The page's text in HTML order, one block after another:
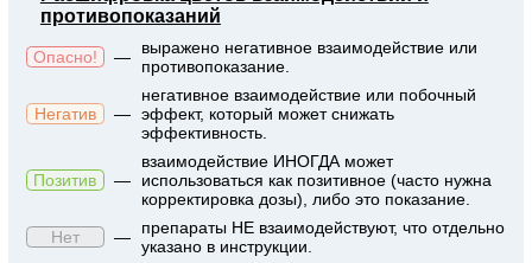
противопоказаний
Опасно! —
выражено негативное взаимодействие или
противопоказание.
Негатив —
негативное взаимодействие или побочный
эффект, который может снижать
эффективность.
Позитив —
взаимодействие ИНОГДА может
использоваться как позитивное (часто нужна
корректировка дозы), либо это показание.
Нет
—
препараты НЕ взаимодействуют, что отдельно
указано в инструкции.